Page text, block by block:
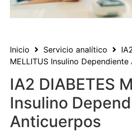
Inicio Servicio analítico
MELLITUS Insulino
IA2 DIABETES
Insulino
Anticuerpos